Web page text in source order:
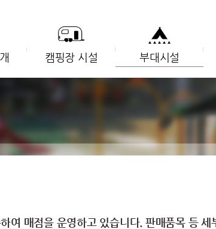
캠핑장 시설 부대시설
여 매점을 운영하고 있습니다. 판매품목 등